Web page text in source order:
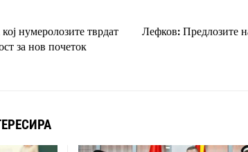
нумеролозите тврдат
за нов почеток
Лефков: Предлозите